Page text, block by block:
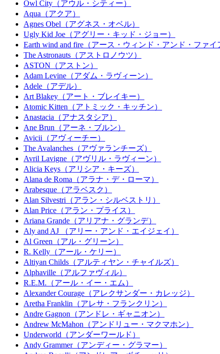
Owl City（アウル・シティー）
Aqua（アクア）
Agnes Obel（アグネス・オベル）
Ugly Kid Joe（アグリー・キッド・ジョー）
Earth wind and fire（アース・ウィンド・アンド・ファイ
The Astronauts（アストロノウツ）
ASTON（アストン）
Adam Levine（アダム・ラヴィーン）
Adele（アデル）
Art Blakey（アート・ブレイキー）
Atomic Kitten（アトミック・キッチン）
Anastacia（アナスタシア）
Ane Brun（アーネ・ブルン）
Avicii（アヴィーチー）
The Avalanches（アヴァランチーズ）
Avril Lavigne（アヴリル・ラヴィーン）
Alicia Keys（アリシア・キーズ）
Alana de Roma（アラナ・デ・ローマ）
Arabesque（アラベスク）
Alan Silvestri（アラン・シルベストリ）
Alan Price（アラン・プライス）
Ariana Grande（アリアナ・グランデ）
Aly and AJ （アリー・アンド・エイジェイ）
Al Green（アル・グリーン）
R. Kelly（アール・ケリー）
Altiyan Childs（アルティヤン・チャイルズ）
Alphaville（アルファヴィル）
R.E.M.（アール・イー・エム）
Alexander Courage（アレクサンダー・カレッジ）
Aretha Franklin（アレサ・フランクリン）
Andre Gagnon（アンドレ・ギャニオン）
Andrew McMahon（アンドリュー・マクマホン）
Underworld（アンダーワールド）
Andy Grammer（アンディー・グラマー）